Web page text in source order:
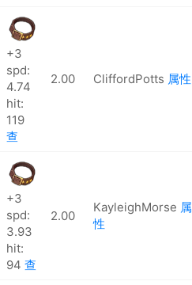
+3
spd:
4.74
hit:
119
查
2.00 CliffordPotts 属性
+3
spd:
3.93
hit:
94 查
2.00
KayleighMorse 属
性